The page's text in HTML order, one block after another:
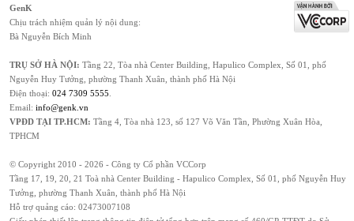
GenK
Chịu trách nhiệm quản lý nội dung:
Bà Nguyễn Bích Minh
TRỤ SỞ HÀ NỘI: Tầng 22, Tòa nhà Center Building, Hapulico Complex, Số 01, phố
Nguyễn Huy Tưởng, phường Thanh Xuân, thành phố Hà Nội
Điện thoại: 024 7309 5555
Email: info@genk.vn
VPĐD TẠI TP.HCM: Tầng 4, Tòa nhà 123, số 127 Võ Văn Tần, Phường Xuân Hòa,
TPHCM
© Copyright 2010 - 2026 - Công ty Cổ phần VCCorp
Tầng 17, 19, 20, 21 Toà nhà Center Building - Hapulico Complex, Số 01, phố Nguyễn Huy
Tưởng, phường Thanh Xuân, thành phố Hà Nội
Hỗ trợ quảng cáo: 02473007108